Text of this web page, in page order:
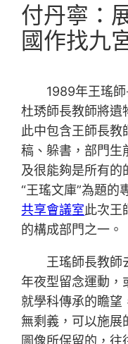
付丹寧：
國作找九
1989年王瑤
杜琇師長教師將遺
此中包含王師長教
稿、躲書，部門生
及很能夠是所有的
“王瑤文庫”為題的
共享會議室此次王
的構成部門之一。
王瑤師長教師
年夜型留念運動，
就學科傳承的瞻望
無剩義，可以施展